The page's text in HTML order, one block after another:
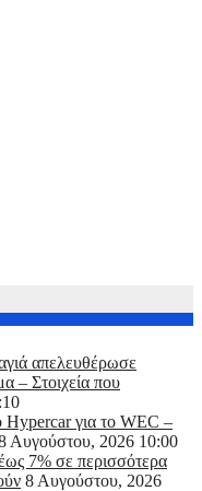
απελευθέρωσε
– Στοιχεία που
Hypercar για το WEC –
Αυγούστου, 2026 10:00
7% σε περισσότερα
8 Αυγούστου, 2026